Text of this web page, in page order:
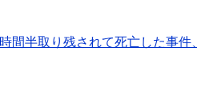
間半取り残されて死亡した事件